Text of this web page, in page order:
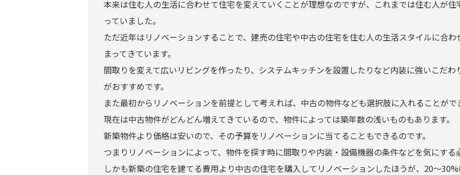
本来は住む人の生活に合わせて住宅を変えていくことが理想なのですが、これまでは住む人が
っていました。
ただ近年はリノベーションすることで、建売の住宅や中古の住宅を住む人の生活スタイルに合
まってきています。
間取りを変えて広いリビングを作ったり、システムキッチンを設置したりなど内装に強いこだ
がおすすめです。
また最初からリノベーションを前提として考えれば、中古の物件なども選択肢に入れることがで
現在は中古物件がどんどん増えてきているので、物件によっては築年数の浅いものもあります。
新築物件より価格は安いので、その予算をリノベーションに当てることもできるのです。
つまりリノベーションによって、物件を探す時に間取りや内装・設備機器の条件などを気にする
しかも新築の住宅を建てる費用より中古の住宅を購入してリノベーションしたほうが、20〜